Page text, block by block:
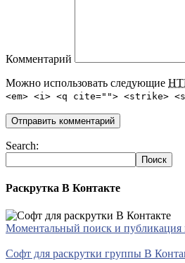
Комментарий
Можно использовать следующие
<em> <i> <q cite=""> <strike>
Search:
Раскрутка В Контакте
Моментальный поиск и публикация
Софт для раскрутки группы В